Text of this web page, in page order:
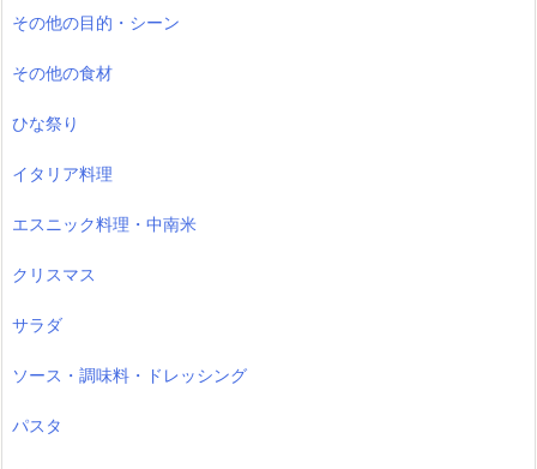
その他の目的・シーン
その他の食材
ひな祭り
イタリア料理
エスニック料理・中南米
クリスマス
サラダ
ソース・調味料・ドレッシング
パスタ